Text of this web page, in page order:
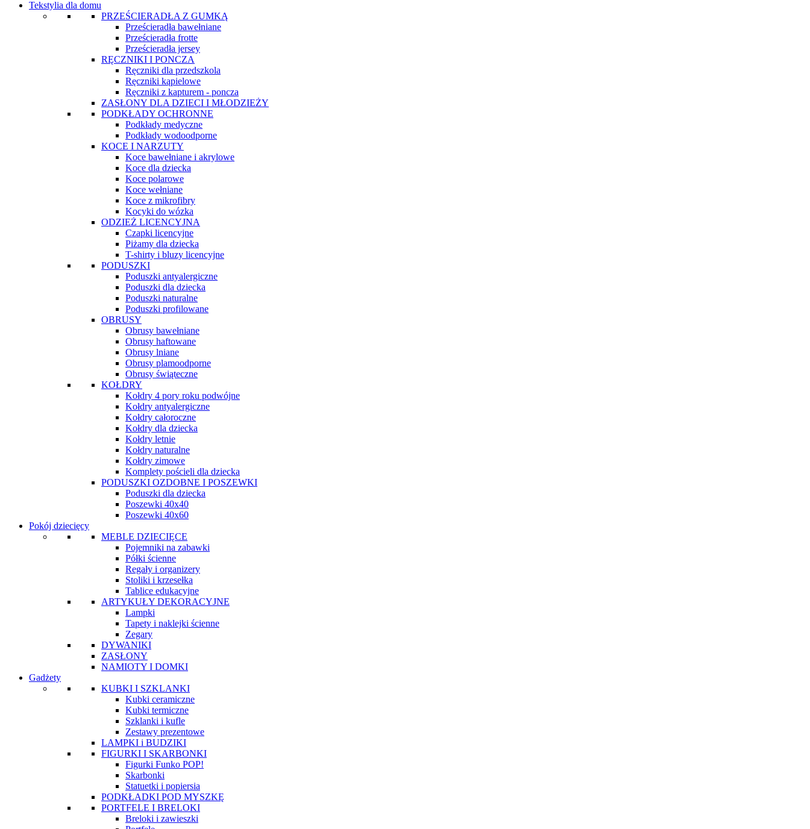
Tekstylia dla domu
PRZEŚCIERADŁA Z GUMKĄ
Prześcieradła bawełniane
Prześcieradła frotte
Prześcieradła jersey
RĘCZNIKI I PONCZA
Ręczniki dla przedszkola
Ręczniki kąpielowe
Ręczniki z kapturem - poncza
ZASŁONY DLA DZIECI I MŁODZIEŻY
PODKŁADY OCHRONNE
Podkłady medyczne
Podkłady wodoodporne
KOCE I NARZUTY
Koce bawełniane i akrylowe
Koce dla dziecka
Koce polarowe
Koce wełniane
Koce z mikrofibry
Kocyki do wózka
ODZIEŻ LICENCYJNA
Czapki licencyjne
Piżamy dla dziecka
T-shirty i bluzy licencyjne
PODUSZKI
Poduszki antyalergiczne
Poduszki dla dziecka
Poduszki naturalne
Poduszki profilowane
OBRUSY
Obrusy bawełniane
Obrusy haftowane
Obrusy lniane
Obrusy plamoodporne
Obrusy świąteczne
KOŁDRY
Kołdry 4 pory roku podwójne
Kołdry antyalergiczne
Kołdry całoroczne
Kołdry dla dziecka
Kołdry letnie
Kołdry naturalne
Kołdry zimowe
Komplety pościeli dla dziecka
PODUSZKI OZDOBNE I POSZEWKI
Poduszki dla dziecka
Poszewki 40x40
Poszewki 40x60
Pokój dziecięcy
MEBLE DZIECIĘCE
Pojemniki na zabawki
Półki ścienne
Regały i organizery
Stoliki i krzesełka
Tablice edukacyjne
ARTYKUŁY DEKORACYJNE
Lampki
Tapety i naklejki ścienne
Zegary
DYWANIKI
ZASŁONY
NAMIOTY I DOMKI
Gadżety
KUBKI I SZKLANKI
Kubki ceramiczne
Kubki termiczne
Szklanki i kufle
Zestawy prezentowe
LAMPKI i BUDZIKI
FIGURKI I SKARBONKI
Figurki Funko POP!
Skarbonki
Statuetki i popiersia
PODKŁADKI POD MYSZKĘ
PORTFELE I BRELOKI
Breloki i zawieszki